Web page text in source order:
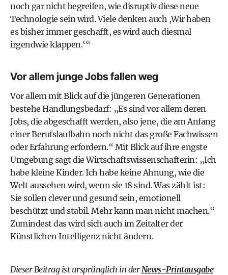
noch gar nicht begreifen, wie disruptiv diese neue
Technologie sein wird. Viele denken auch ,Wir haben
es bisher immer geschafft, es wird auch diesmal
irgendwie klappen.‘“
Vor allem junge Jobs fallen weg
Vor allem mit Blick auf die jüngeren Generationen
bestehe Handlungsbedarf: „Es sind vor allem deren
Jobs, die abgeschafft werden, also jene, die am Anfang
einer Berufslaufbahn noch nicht das große Fachwissen
oder Erfahrung erfordern.“ Mit Blick auf ihre engste
Umgebung sagt die Wirtschaftswissenschafterin: „Ich
habe kleine Kinder. Ich habe keine Ahnung, wie die
Welt aussehen wird, wenn sie 18 sind. Was zählt ist:
Sie sollen clever und gesund sein, emotionell
beschützt und stabil. Mehr kann man nicht machen.“
Zumindest das wird sich auch im Zeitalter der
Künstlichen Intelligenz nicht ändern.
Dieser Beitrag ist ursprünglich in der News-Printausgabe